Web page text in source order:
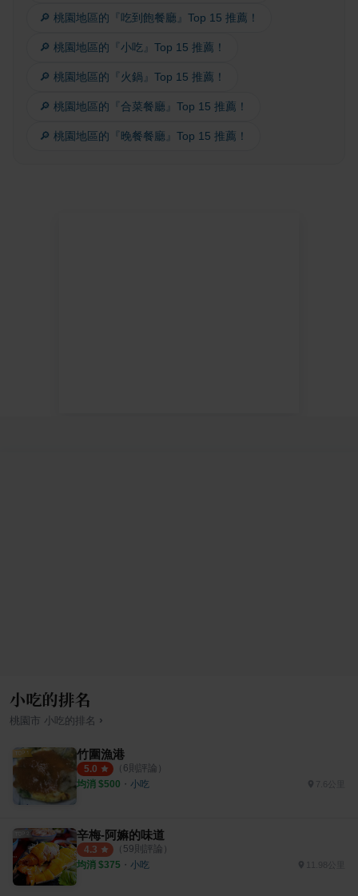
🔎 桃園地區的『吃到飽餐廳』Top 15 推薦！
🔎 桃園地區的『小吃』Top 15 推薦！
🔎 桃園地區的『火鍋』Top 15 推薦！
🔎 桃園地區的『合菜餐廳』Top 15 推薦！
🔎 桃園地區的『晚餐餐廳』Top 15 推薦！
小吃的排名
桃園市 小吃 的排名 ›
竹圍漁港
5.0 （ 6則評論）
均消 $500 ・ 小吃 7.6公里
辛梅-阿嫲的味道
4.3 （ 59則評論）
均消 $375 ・ 小吃 11.98公里